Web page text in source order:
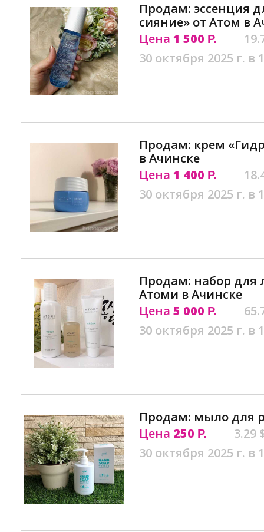
Продам: эссенция
сияние» от Атом в
Цена 1 500 Р.
30 октября 2025 г. в
Продам: крем
в Ачинске
Цена 1 400 Р.
30 октября 2025 г. в
Продам: набор для
Атоми в Ачинске
Цена 5 000 Р.
30 октября 2025 г. в
Продам: мыло для
Цена 250 Р.
3.29
30 октября 2025 г. в